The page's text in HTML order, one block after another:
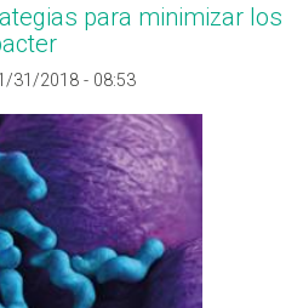
para minimizar los
31/2018 - 08:53